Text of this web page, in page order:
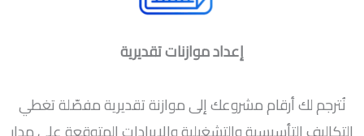
إعداد موازنات تقديرية
نُترجم لك أرقام مشروعك إلى موازنة تقديرية مفصّلة تغطي